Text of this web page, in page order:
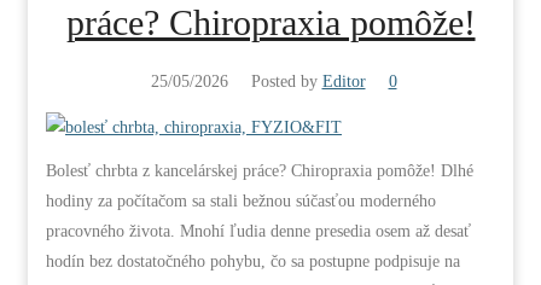
práce? Chiropraxia pomôže!
25/05/2026 Posted by Editor 0
Bolesť chrbta z kancelárskej práce? Chiropraxia pomôže! Dlhé
hodiny za počítačom sa stali bežnou súčasťou moderného
pracovného života. Mnohí ľudia denne presedia osem až desať
hodín bez dostatočného pohybu, čo sa postupne podpisuje na